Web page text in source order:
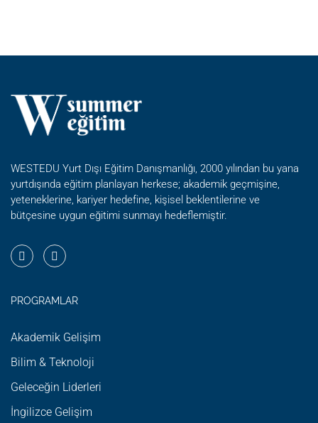
WESTEDU Yurt Dışı Eğitim Danışmanlığı, 2000 yılından bu yana
yurtdışında eğitim planlayan herkese; akademik geçmişine,
yeteneklerine, kariyer hedefine, kişisel beklentilerine ve
bütçesine uygun eğitimi sunmayı hedeflemiştir.
PROGRAMLAR
Akademik Gelişim
Bilim & Teknoloji
Geleceğin Liderleri
İngilizce Gelişim